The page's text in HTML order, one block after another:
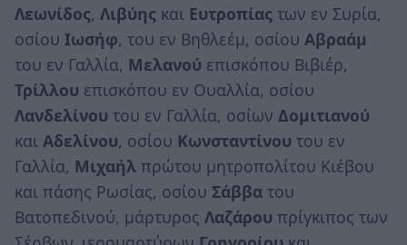
Λεωνίδος, Λιβύης και Ευτροπίας των εν Συρία,
οσίου Ιωσήφ, του εν Βηθλεέμ, οσίου Αβραάμ
του εν Γαλλία, Μελανού επισκόπου Βιβιέρ,
Τρίλλου επισκόπου εν Ουαλλία, οσίου
Λανδελίνου του εν Γαλλία, οσίων Δομιτιανού
και Αδελίνου, οσίου Κωνσταντίνου του εν
Γαλλία, Μιχαήλ πρώτου μητροπολίτου Κιέβου
και πάσης Ρωσίας, οσίου Σάββα του
Βατοπεδινού, μάρτυρος Λαζάρου πρίγκιπος των